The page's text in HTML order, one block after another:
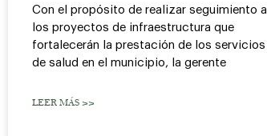
Con el propósito de realizar seguimiento a
los proyectos de infraestructura que
fortalecerán la prestación de los servicios
de salud en el municipio, la gerente
LEER MÁS >>